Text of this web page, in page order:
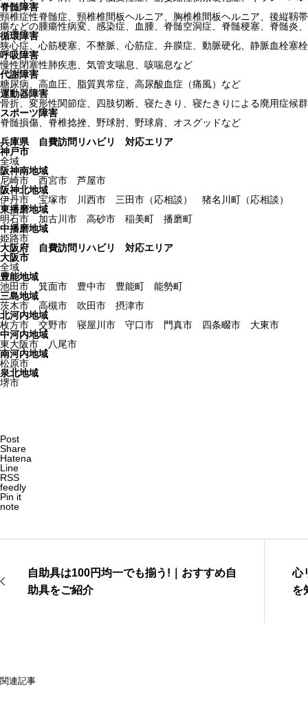
脊髄障害
頸椎症性脊髄症、頸椎椎間板ヘルニア、胸椎椎間板ヘルニア、後縦靱
瘍などの腫瘍性病変、感染症、血腫、脊髄空洞症、脊髄梗塞、脊髄炎
循環障害
狭心症、心筋梗塞、不整脈、心筋症、弁膜症、動脈硬化、静脈血栓塞
呼吸障害
慢性閉塞性肺疾患、気管支喘息、咳喘息など
代謝障害
糖尿病、高血圧、脂質異常症、高尿酸血症（痛風）など
運動器障害
骨折、変形性関節症、四肢切断、寝たきり、寝たきりによる廃用症候
スポーツ障害
脊髄損傷、脊椎捻挫、野球肘、野球肩、オスグッドなど
兵庫県 自費訪問リハビリ 対応エリア
神戸市
全域
阪神南地域
尼崎市 西宮市 芦屋市
阪神北地域
伊丹市 宝塚市 川西市 三田市（応相談） 猪名川町（応相談）
東播磨地域
明石市 加古川市 高砂市 稲美町 播磨町
中播磨地域
姫路市
大阪府 自費訪問リハビリ 対応エリア
大阪市
全域
豊能地域
池田市 箕面市 豊中市 豊能町 能勢町
三島地域
茨木市 高槻市 吹田市 摂津市
北河内地域
枚方市 交野市 寝屋川市 守口市 門真市 四条畷市 大東市
中河内地域
東大阪市 八尾市
南河内地域
松原市
泉北地域
堺市
Post
Share
Hatena
Line
RSS
feedly
Pin it
note
自助具は100円均一でも揃う!｜おすすめ自
助具をご紹介
心
を
関連記事